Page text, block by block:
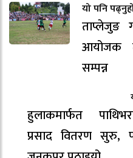
यो पनि
ताप्लेजुङ
आयोजक
सम्पन्न
हुलाकमार्फत
प्रसाद वितरण सुरु,